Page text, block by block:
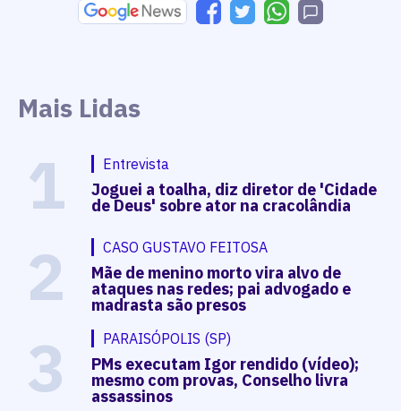
Mais Lidas
1 Entrevista
Joguei a toalha, diz diretor de 'Cidade
de Deus' sobre ator na cracolândia
2 CASO GUSTAVO FEITOSA
Mãe de menino morto vira alvo de
ataques nas redes; pai advogado e
madrasta são presos
3 PARAISÓPOLIS (SP)
PMs executam Igor rendido (vídeo);
mesmo com provas, Conselho livra
assassinos